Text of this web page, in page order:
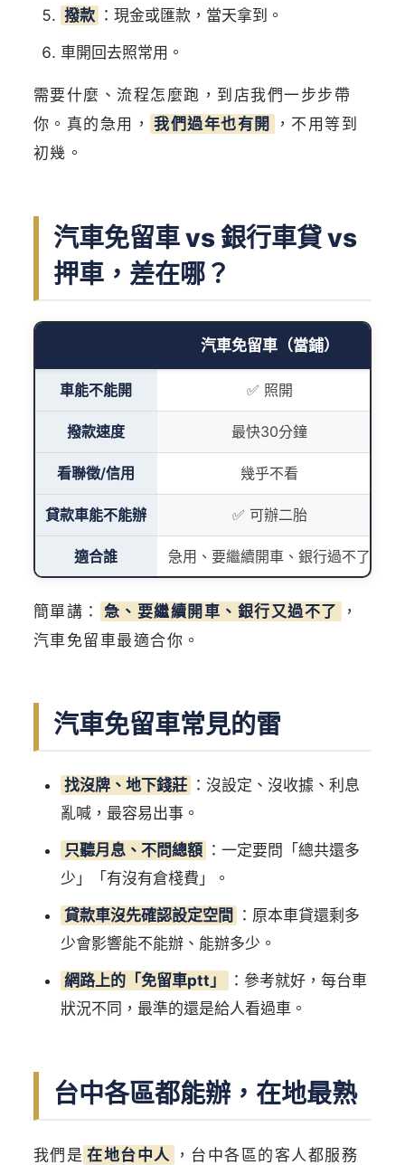
撥款 ：現金或匯款，當天拿到。
車開回去照常用。
需要什麼、流程怎麼跑，到店我們一步步帶
你。真的急用，
我們過年也有開
，不用等到
初幾。
汽車免留車 vs 銀行車貸 vs
押車，差在哪？
汽車免留車（當鋪）
車能不能開 ✅ 照開
撥款速度 最快30分鐘
看聯徵/信用 幾乎不看
貸款車能不能辦 ✅ 可辦二胎
適合誰 急用、要繼續開車、銀行過不了
簡單講： 急、要繼續開車、銀行又過不了
，
汽車免留車最適合你。
汽車免留車常見的雷
找沒牌、地下錢莊 ：沒設定、沒收據、利息
亂喊，最容易出事。
只聽月息、不問總額 ：一定要問「總共還多
少」「有沒有倉棧費」。
貸款車沒先確認設定空間
：原本車貸還剩多
少會影響能不能辦、能辦多少。
網路上的「免留車ptt」
：參考就好，每台車
狀況不同，最準的還是給人看過車。
台中各區都能辦，在地最熟
我們是 在地台中人 ，台中各區的客人都服務